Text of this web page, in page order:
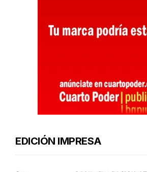
EDICIÓN IMPRESA